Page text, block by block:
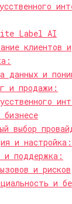
Label AI
клиентов и
данных и
и продажи:
выбор
и настройка:
и поддержка:
и рисков
и